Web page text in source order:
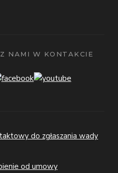
NAMI W KONTAKCIE
do zgłaszania wady
od umowy